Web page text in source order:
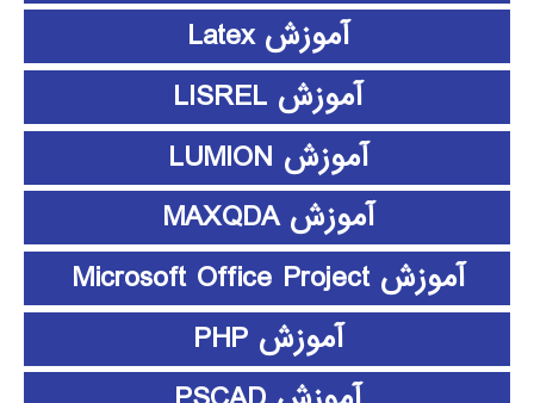
آموزش Latex
آموزش LISREL
آموزش LUMION
آموزش MAXQDA
آموزش Microsoft Office Project
آموزش PHP